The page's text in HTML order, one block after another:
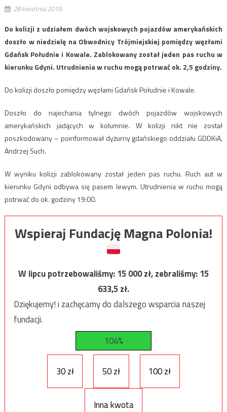
28 kwietnia 2019
Do kolizji z udziałem dwóch wojskowych pojazdów amerykańskich
doszło w niedzielę na Obwodnicy Trójmiejskiej pomiędzy węzłami
Gdańsk Południe i Kowale. Zablokowany został jeden pas ruchu w
kierunku Gdyni. Utrudnienia w ruchu mogą potrwać ok. 2,5 godziny.
Do kolizji doszło pomiędzy węzłami Gdańsk Południe i Kowale.
Doszło do najechania tylnego dwóch pojazdów wojskowych
amerykańskich jadących w kolumnie. W kolizji nikt nie został
poszkodowany – poinformował dyżurny gdańskiego oddziału GDDKiA,
Andrzej Such.
W wyniku kolizji zablokowany został jeden pas ruchu. Ruch aut w
kierunku Gdyni odbywa się pasem lewym. Utrudnienia w ruchu mogą
potrwać do ok. godziny 19:00.
Wspieraj Fundację Magna Polonia!
W lipcu potrzebowaliśmy:15 000zł, zebraliśmy:15
633,5zł.
Dziękujemy! i zachęcamy do dalszego wsparcia naszej
fundacji.
104%
30 zł 50 zł 100 zł
Inna kwota